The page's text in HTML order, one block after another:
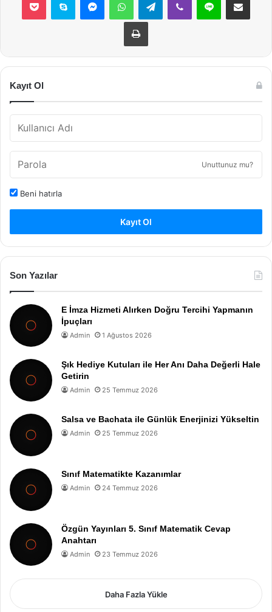
Yazdır
Kayıt Ol
Unuttunuz mu?
Beni hatırla
Kayıt Ol
Son Yazılar
E İmza Hizmeti Alırken Doğru Tercihi Yapmanın
İpuçları
Admin 1 Ağustos 2026
Şık Hediye Kutuları ile Her Anı Daha Değerli Hale
Getirin
Admin 25 Temmuz 2026
Salsa ve Bachata ile Günlük Enerjinizi Yükseltin
Admin 25 Temmuz 2026
Sınıf Matematikte Kazanımlar
Admin 24 Temmuz 2026
Özgün Yayınları 5. Sınıf Matematik Cevap
Anahtarı
Admin 23 Temmuz 2026
Daha Fazla Yükle